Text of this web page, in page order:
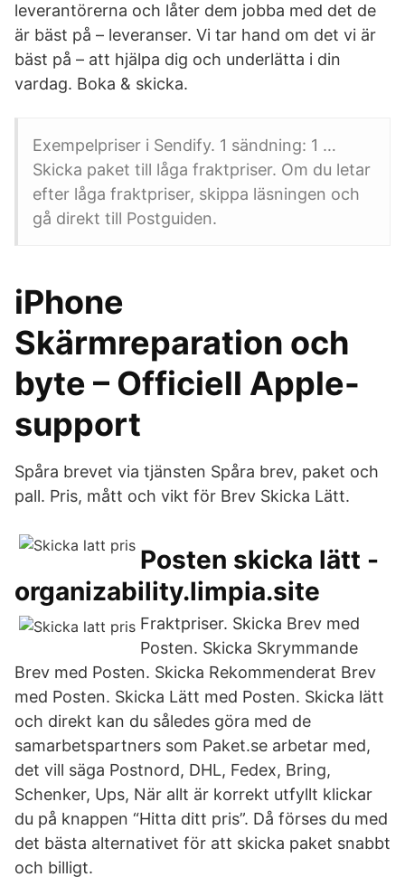
leverantörerna och låter dem jobba med det de
är bäst på – leveranser. Vi tar hand om det vi är
bäst på – att hjälpa dig och underlätta i din
vardag. Boka & skicka.
Exempelpriser i Sendify. 1 sändning: 1 …
Skicka paket till låga fraktpriser. Om du letar
efter låga fraktpriser, skippa läsningen och
gå direkt till Postguiden.
iPhone
Skärmreparation och
byte – Officiell Apple-
support
Spåra brevet via tjänsten Spåra brev, paket och
pall. Pris, mått och vikt för Brev Skicka Lätt.
Posten skicka lätt -
organizability.limpia.site
Fraktpriser. Skicka Brev med
Posten. Skicka Skrymmande
Brev med Posten. Skicka Rekommenderat Brev
med Posten. Skicka Lätt med Posten. Skicka lätt
och direkt kan du således göra med de
samarbetspartners som Paket.se arbetar med,
det vill säga Postnord, DHL, Fedex, Bring,
Schenker, Ups, När allt är korrekt utfyllt klickar
du på knappen “Hitta ditt pris”. Då förses du med
det bästa alternativet för att skicka paket snabbt
och billigt.